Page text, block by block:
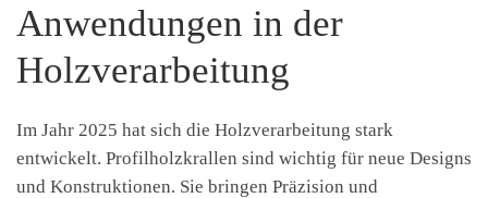
Anwendungen in der
Holzverarbeitung
Im Jahr 2025 hat sich die Holzverarbeitung stark
entwickelt. Profilholzkrallen sind wichtig für neue Designs
und Konstruktionen. Sie bringen Präzision und